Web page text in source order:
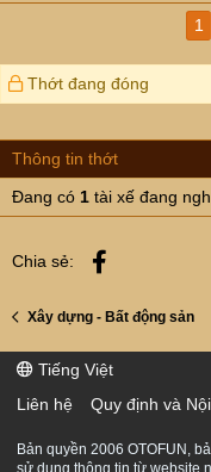
1
Thớt đang đóng
Thông tin thớt
Đang có 1 tài xế đang
Chia sẻ:
Xây dựng - Bất động sản
Tiếng Việt
Liên hệ
Quy định và
Bản quyền 2006 OTOFUN,
sử dụng thông tin từ website